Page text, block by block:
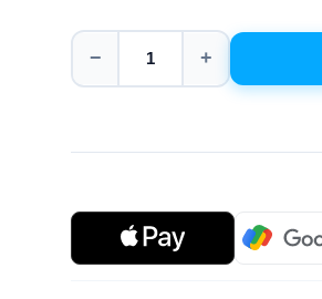
− +